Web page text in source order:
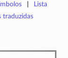
Lista
traduzidas